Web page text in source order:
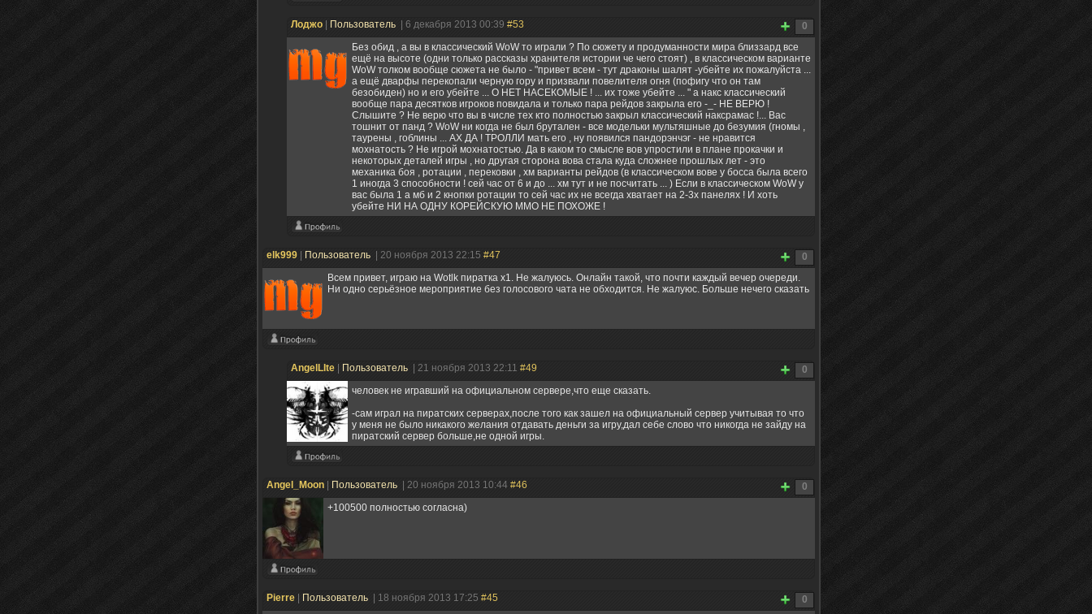
0
Лоджо Пользователь | 6 декабря 2013 00:39 #53
Без обид , а вы в классический WoW то играли ? По сюжету и продуманности мира близзард все
ещё на высоте (одни только рассказы хранителя истории че чего стоят) , в классическом варианте
WoW толком вообще сюжета не было - "привет всем - тут драконы шалят -убейте их пожалуйста ...
а ещё дварфы перекопали черную гору и призвали повелителя огня (пофигу что он там
безобиден) но и его убейте ... О НЕТ НАСЕКОМЫЕ ! ... их тоже убейте ... " а накс классический
вообще пара десятков игроков повидала и только пара рейдов закрыла его -_- НЕ ВЕРЮ !
Слышите ? Не верю что вы в числе тех кто полностью закрыл классический наксрамас !... Вас
тошнит от панд ? WoW ни когда не был брутален - все модельки мультяшные до безумия (гномы ,
таурены , гоблины ... АХ ДА ! ТРОЛЛИ мать его , ну появился пандорэнчэг - не нравится
мохнатость ? Не игрой мохнатостью. Да в каком то смысле вов упростили в плане прокачки и
некоторых деталей игры , но другая сторона вова стала куда сложнее прошлых лет - это
механика боя , ротации , перековки , хм варианты рейдов (в классическом вове у босса была всего
1 иногда 3 способности ! сей час от 6 и до ... хм тут и не посчитать ... ) Если в классическом WoW у
вас была 1 а мб и 2 кнопки ротации то сей час их не всегда хватает на 2-3х панелях ! И хоть
убейте НИ НА ОДНУ КОРЕЙСКУЮ ММО НЕ ПОХОЖЕ !
0
elk999 Пользователь | 20 ноября 2013 22:15 #47
Всем привет, играю на Wotlk пиратка х1. Не жалуюсь. Онлайн такой, что почти каждый вечер очереди.
Ни одно серьёзное мероприятие без голосового чата не обходится. Не жалуюс. Больше нечего сказать
0
AngelLIte Пользователь | 21 ноября 2013 22:11 #49
человек не игравший на официальном сервере,что еще сказать.
-сам играл на пиратских серверах,после того как зашел на официальный сервер учитывая то что
у меня не было никакого желания отдавать деньги за игру,дал себе слово что никогда не зайду на
пиратский сервер больше,не одной игры.
0
Angel_Moon Пользователь | 20 ноября 2013 10:44 #46
+100500 полностью согласна)
0
Pierre Пользователь | 18 ноября 2013 17:25 #45